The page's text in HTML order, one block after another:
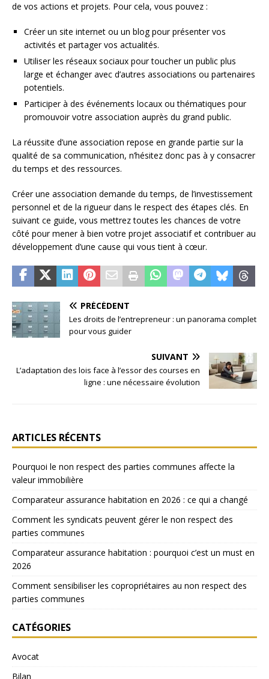
de vos actions et projets. Pour cela, vous pouvez :
Créer un site internet ou un blog pour présenter vos
activités et partager vos actualités.
Utiliser les réseaux sociaux pour toucher un public plus
large et échanger avec d’autres associations ou partenaires
potentiels.
Participer à des événements locaux ou thématiques pour
promouvoir votre association auprès du grand public.
La réussite d’une association repose en grande partie sur la
qualité de sa communication, n’hésitez donc pas à y consacrer
du temps et des ressources.
Créer une association demande du temps, de l’investissement
personnel et de la rigueur dans le respect des étapes clés. En
suivant ce guide, vous mettrez toutes les chances de votre
côté pour mener à bien votre projet associatif et contribuer au
développement d’une cause qui vous tient à cœur.
PRÉCÉDENT
Les droits de l’entrepreneur : un panorama complet
pour vous guider
SUIVANT
L’adaptation des lois face à l’essor des courses en
ligne : une nécessaire évolution
ARTICLES RÉCENTS
Pourquoi le non respect des parties communes affecte la
valeur immobilière
Comparateur assurance habitation en 2026 : ce qui a changé
Comment les syndicats peuvent gérer le non respect des
parties communes
Comparateur assurance habitation : pourquoi c’est un must en
2026
Comment sensibiliser les copropriétaires au non respect des
parties communes
CATÉGORIES
Avocat
Bilan